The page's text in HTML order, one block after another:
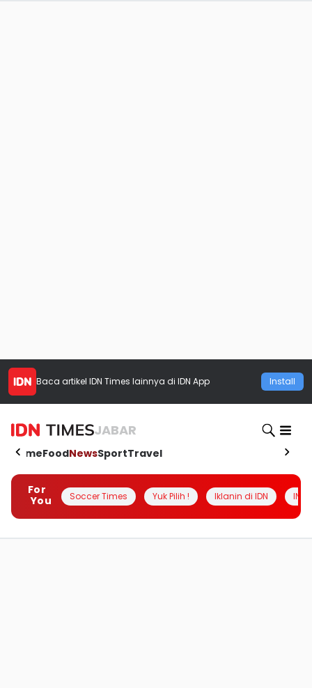
Baca artikel IDN Times lainnya di IDN App Install
JABAR
HomeFoodNewsSportTravel
For
You
Soccer Times Yuk Pilih ! Iklanin di IDN